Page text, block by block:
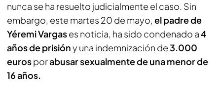
nunca se ha resuelto judicialmente el caso. Sin
embargo, este martes 20 de mayo, el padre de
Yéremi Vargases noticia, ha sido condenado a4
años de prisióny una indemnización de3.000
eurosporabusar sexualmente de una menor de
16 años.